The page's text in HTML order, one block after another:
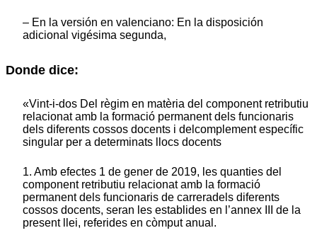
– En la versión en valenciano: En la disposición
adicional vigésima segunda,
Donde dice:
«Vint-i-dos Del règim en matèria del component retributiu
relacionat amb la formació permanent dels funcionaris
dels diferents cossos docents i delcomplement específic
singular per a determinats llocs docents
1. Amb efectes 1 de gener de 2019, les quanties del
component retributiu relacionat amb la formació
permanent dels funcionaris de carreradels diferents
cossos docents, seran les establides en l’annex III de la
present llei, referides en còmput anual.